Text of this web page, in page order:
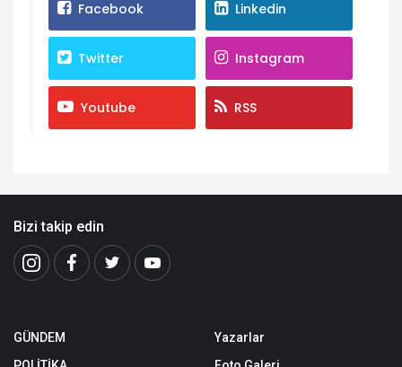
Facebook Linkedin
Twitter Instagram
Youtube RSS
Bizi takip edin
GÜNDEM
Yazarlar